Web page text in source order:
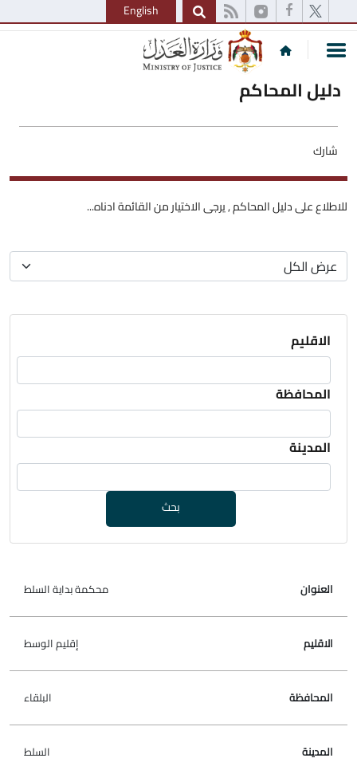
English
دليل المحاكم
شارك
للاطلاع على دليل المحاكم , يرجى الاختيار من القائمة ادناه...
الاقليم
المحافظة
المدينة
بحث
العنوان المدينة الرقم
محكمة بداية السلط
إقليم الوسط
البلقاء
السلط